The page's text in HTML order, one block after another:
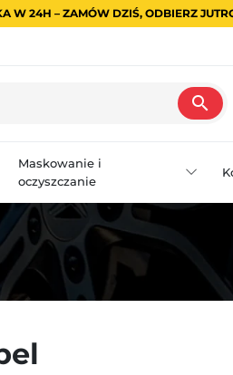
W 24H – ZAMÓW DZIŚ, ODBIERZ
search
Maskowanie i
oczyszczanie